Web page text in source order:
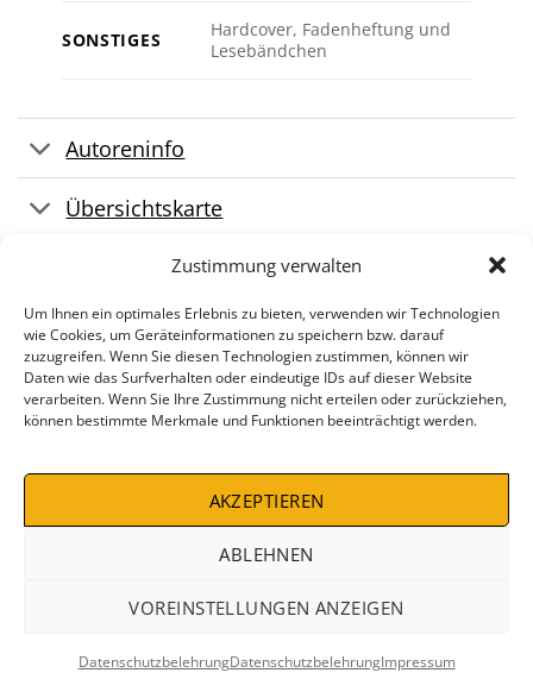
Zustimmung verwalten
Um Ihnen ein optimales Erlebnis zu bieten, verwenden wir Technologien
wie Cookies, um Geräteinformationen zu speichern bzw. darauf
zuzugreifen. Wenn Sie diesen Technologien zustimmen, können wir
Daten wie das Surfverhalten oder eindeutige IDs auf dieser Website
verarbeiten. Wenn Sie Ihre Zustimmung nicht erteilen oder zurückziehen,
können bestimmte Merkmale und Funktionen beeinträchtigt werden.
AKZEPTIEREN
ABLEHNEN
VOREINSTELLUNGEN ANZEIGEN
DatenschutzbelehrungDatenschutzbelehrungImpressum
SONSTIGES
Hardcover, Fadenheftung und
Lesebändchen
Autoreninfo
Übersichtskarte
Pressestimmen
DATENSCHUTZBELEHRUNG
ZAHLUNGSARTEN
VERSANDKOSTEN
DEALS %